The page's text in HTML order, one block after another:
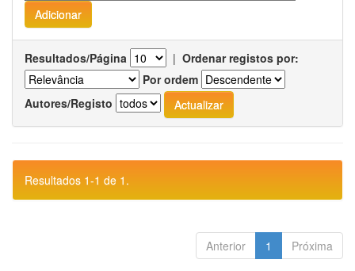
Resultados/Página | Ordenar registos por:
Por ordem
Autores/Registo
Resultados 1-1 de 1.
Anterior 1 Próxima